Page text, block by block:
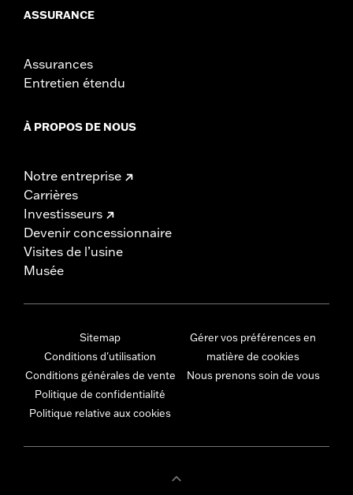
ASSURANCE
Assurances
Entretien étendu
À PROPOS DE NOUS
Notre entreprise
Carrières
Investisseurs
Devenir concessionnaire
Visites de l’usine
Musée
Sitemap
Conditions d'utilisation
Conditions générales de vente
Politique de confidentialité
Politique relative aux cookies
Gérer vos préférences en
matière de cookies
Nous prenons soin de vous